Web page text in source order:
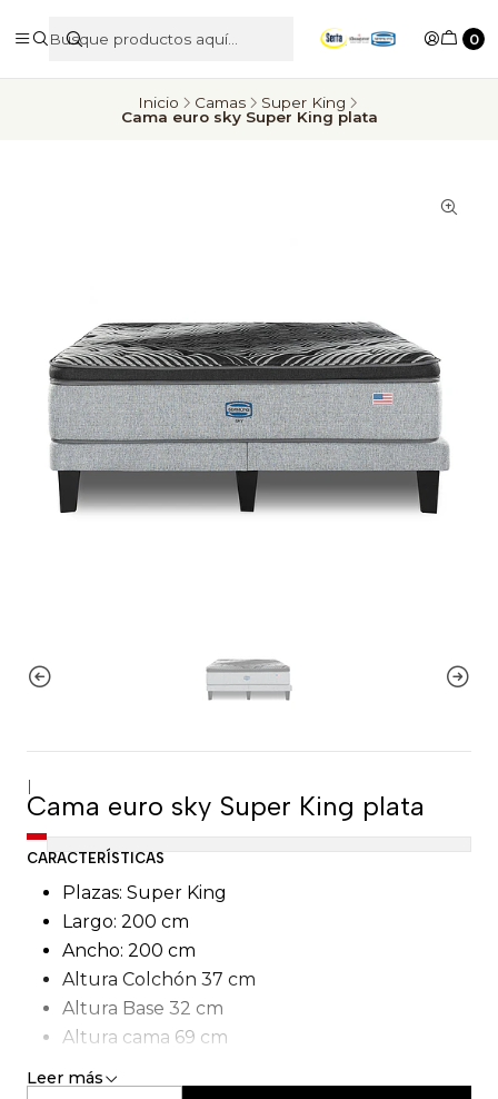
0
Inicio Camas
Super King
Cama euro sky Super King plata
|
Cama euro sky Super King plata
CARACTERÍSTICAS
Plazas: Super King
Largo: 200 cm
Ancho: 200 cm
Altura Colchón 37 cm
Altura Base 32 cm
Altura cama 69 cm
Tipo de Carcasa: Pocket Smartcomfort
Leer más